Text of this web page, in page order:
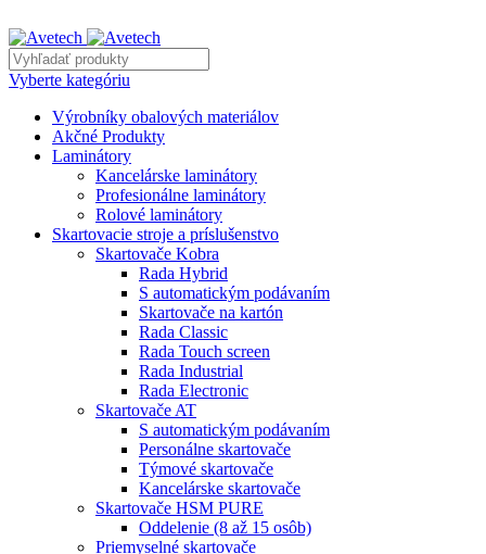
Vyberte kategóriu
Výrobníky obalových materiálov
Akčné Produkty
Laminátory
Kancelárske laminátory
Profesionálne laminátory
Rolové laminátory
Skartovacie stroje a príslušenstvo
Skartovače Kobra
Rada Hybrid
S automatickým podávaním
Skartovače na kartón
Rada Classic
Rada Touch screen
Rada Industrial
Rada Electronic
Skartovače AT
S automatickým podávaním
Personálne skartovače
Týmové skartovače
Kancelárske skartovače
Skartovače HSM PURE
Oddelenie (8 až 15 osôb)
Priemyselné skartovače